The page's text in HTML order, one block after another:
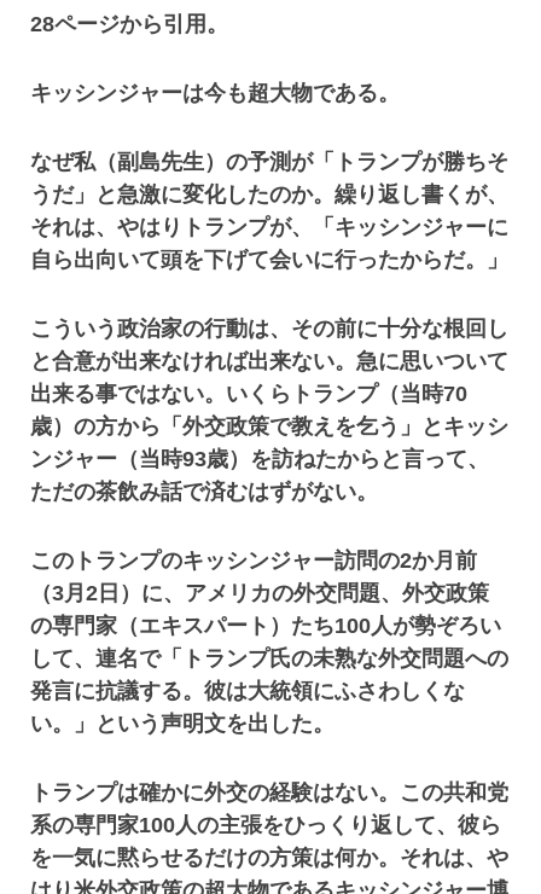
28ページから引用。
キッシンジャーは今も超大物である。
なぜ私（副島先生）の予測が「トランプが勝ちそ
うだ」と急激に変化したのか。繰り返し書くが、
それは、やはりトランプが、「キッシンジャーに
自ら出向いて頭を下げて会いに行ったからだ。」
こういう政治家の行動は、その前に十分な根回し
と合意が出来なければ出来ない。急に思いついて
出来る事ではない。いくらトランプ（当時70
歳）の方から「外交政策で教えを乞う」とキッシ
ンジャー（当時93歳）を訪ねたからと言って、
ただの茶飲み話で済むはずがない。
このトランプのキッシンジャー訪問の2か月前
（3月2日）に、アメリカの外交問題、外交政策
の専門家（エキスパート）たち100人が勢ぞろい
して、連名で「トランプ氏の未熟な外交問題への
発言に抗議する。彼は大統領にふさわしくな
い。」という声明文を出した。
トランプは確かに外交の経験はない。この共和党
系の専門家100人の主張をひっくり返して、彼ら
を一気に黙らせるだけの方策は何か。それは、や